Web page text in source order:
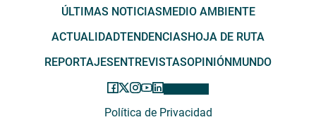
ÚLTIMAS NOTICIASMEDIO AMBIENTE
ACTUALIDADTENDENCIASHOJA DE RUTA
REPORTAJESENTREVISTASOPINIÓNMUNDO
Política de Privacidad